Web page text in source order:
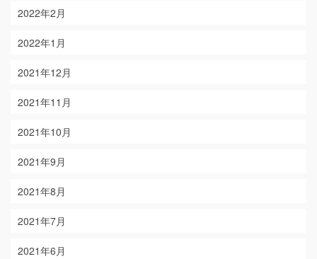
2022年2月
2022年1月
2021年12月
2021年11月
2021年10月
2021年9月
2021年8月
2021年7月
2021年6月